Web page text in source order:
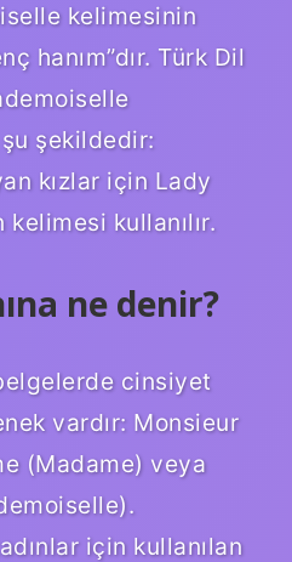
kelimesinin
hanım”dır. Türk Dil
şekildedir:
kızlar için Lady
kullanılır.
ne denir?
cinsiyet
vardır: Monsieur
(Madame) veya
için kullanılan